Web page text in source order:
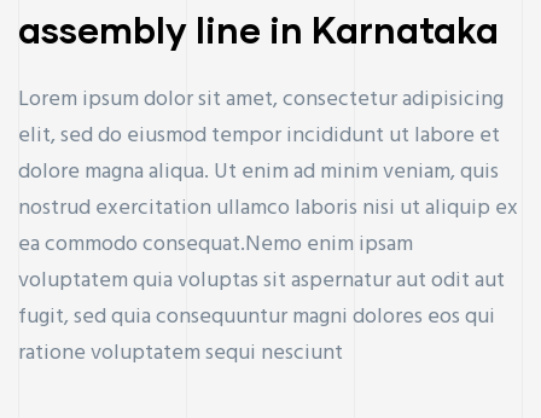
assembly line in Karnataka
Lorem ipsum dolor sit amet, consectetur adipisicing
elit, sed do eiusmod tempor incididunt ut labore et
dolore magna aliqua. Ut enim ad minim veniam, quis
nostrud exercitation ullamco laboris nisi ut aliquip ex
ea commodo consequat.Nemo enim ipsam
voluptatem quia voluptas sit aspernatur aut odit aut
fugit, sed quia consequuntur magni dolores eos qui
ratione voluptatem sequi nesciunt